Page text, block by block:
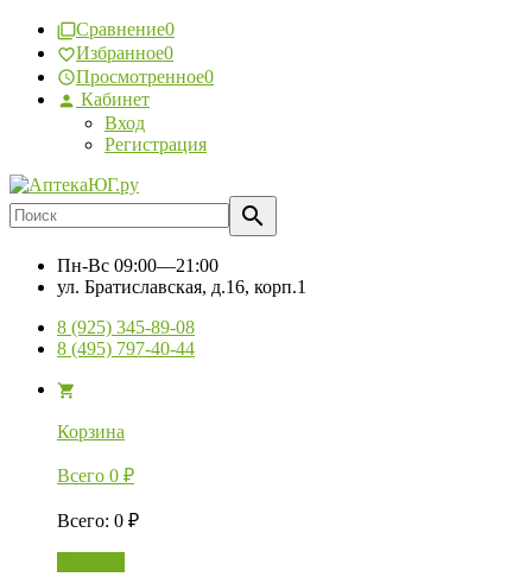
Сравнение0
Избранное0
Просмотренное0
Кабинет
Вход
Регистрация
Пн-Вс 09:00—21:00
ул. Братиславская, д.16, корп.1
8 (925) 345-89-08
8 (495) 797-40-44
Корзина
Всего 0 ₽
Всего: 0 ₽